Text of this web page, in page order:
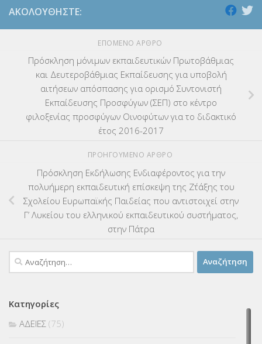
ΑΚΟΛΟΥΘΉΣΤΕ:
ΕΠΌΜΕΝΟ ΆΡΘΡΟ
Πρόσκληση μόνιμων εκπαιδευτικών Πρωτοβάθμιας
και Δευτεροβάθμιας Εκπαίδευσης για υποβολή
αιτήσεων απόσπασης για ορισμό Συντονιστή
Εκπαίδευσης Προσφύγων (ΣΕΠ) στο κέντρο
φιλοξενίας προσφύγων Οινοφύτων για το διδακτικό
έτος 2016-2017
ΠΡΟΗΓΟΎΜΕΝΟ ΆΡΘΡΟ
Πρόσκληση Εκδήλωσης Ενδιαφέροντος για την
πολυήμερη εκπαιδευτική επίσκεψη της Ζ΄τάξης του
Σχολείου Ευρωπαϊκής Παιδείας που αντιστοιχεί στην
Γ’ Λυκείου του ελληνικού εκπαιδευτικού συστήματος,
στην Πάτρα
Αναζήτηση
για:
Κατηγορίες
ΑΔΕΙΕΣ (75)